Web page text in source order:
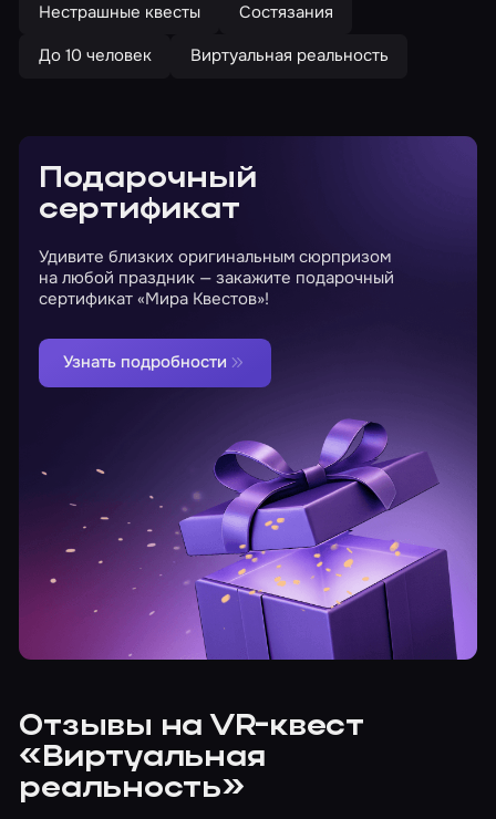
Нестрашные квесты
Состязания
До 10 человек
Виртуальная реальность
Подарочный
сертификат
Удивите близких оригинальным сюрпризом
на любой праздник — закажите подарочный
сертификат «Мира Квестов»!
Узнать подробности
Отзывы на VR-квест
«Виртуальная
реальность»